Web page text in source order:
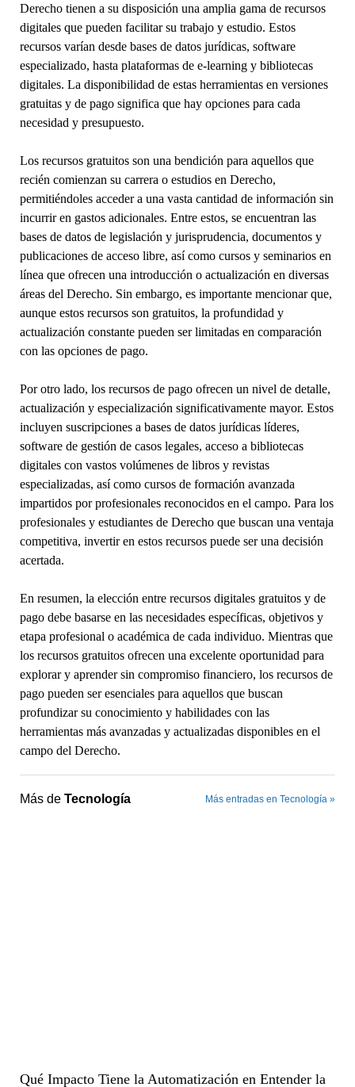
Derecho tienen a su disposición una amplia gama de recursos
digitales que pueden facilitar su trabajo y estudio. Estos
recursos varían desde bases de datos jurídicas, software
especializado, hasta plataformas de e-learning y bibliotecas
digitales. La disponibilidad de estas herramientas en versiones
gratuitas y de pago significa que hay opciones para cada
necesidad y presupuesto.
Los recursos gratuitos son una bendición para aquellos que
recién comienzan su carrera o estudios en Derecho,
permitiéndoles acceder a una vasta cantidad de información sin
incurrir en gastos adicionales. Entre estos, se encuentran las
bases de datos de legislación y jurisprudencia, documentos y
publicaciones de acceso libre, así como cursos y seminarios en
línea que ofrecen una introducción o actualización en diversas
áreas del Derecho. Sin embargo, es importante mencionar que,
aunque estos recursos son gratuitos, la profundidad y
actualización constante pueden ser limitadas en comparación
con las opciones de pago.
Por otro lado, los recursos de pago ofrecen un nivel de detalle,
actualización y especialización significativamente mayor. Estos
incluyen suscripciones a bases de datos jurídicas líderes,
software de gestión de casos legales, acceso a bibliotecas
digitales con vastos volúmenes de libros y revistas
especializadas, así como cursos de formación avanzada
impartidos por profesionales reconocidos en el campo. Para los
profesionales y estudiantes de Derecho que buscan una ventaja
competitiva, invertir en estos recursos puede ser una decisión
acertada.
En resumen, la elección entre recursos digitales gratuitos y de
pago debe basarse en las necesidades específicas, objetivos y
etapa profesional o académica de cada individuo. Mientras que
los recursos gratuitos ofrecen una excelente oportunidad para
explorar y aprender sin compromiso financiero, los recursos de
pago pueden ser esenciales para aquellos que buscan
profundizar su conocimiento y habilidades con las
herramientas más avanzadas y actualizadas disponibles en el
campo del Derecho.
Más de Tecnología Más entradas en Tecnología »
Qué Impacto Tiene la Automatización en Entender la